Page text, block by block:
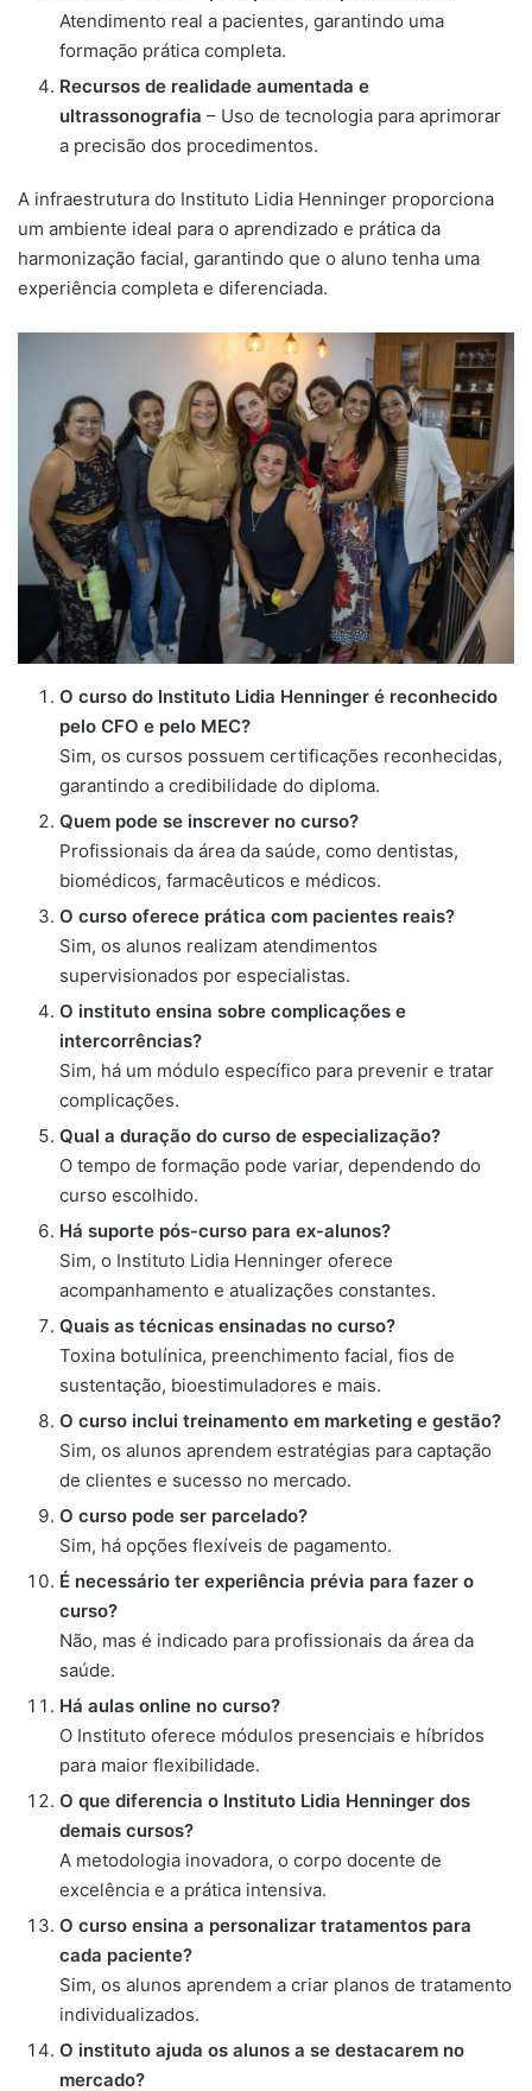
Atendimento real a pacientes, garantindo uma
formação prática completa.
Recursos de realidade aumentada e
ultrassonografia – Uso de tecnologia para aprimorar
a precisão dos procedimentos.
A infraestrutura do Instituto Lidia Henninger proporciona
um ambiente ideal para o aprendizado e prática da
harmonização facial, garantindo que o aluno tenha uma
experiência completa e diferenciada.
O curso do Instituto Lidia Henninger é reconhecido
pelo CFO e pelo MEC?
Sim, os cursos possuem certificações reconhecidas,
garantindo a credibilidade do diploma.
Quem pode se inscrever no curso?
Profissionais da área da saúde, como dentistas,
biomédicos, farmacêuticos e médicos.
O curso oferece prática com pacientes reais?
Sim, os alunos realizam atendimentos
supervisionados por especialistas.
O instituto ensina sobre complicações e
intercorrências?
Sim, há um módulo específico para prevenir e tratar
complicações.
Qual a duração do curso de especialização?
O tempo de formação pode variar, dependendo do
curso escolhido.
Há suporte pós-curso para ex-alunos?
Sim, o Instituto Lidia Henninger oferece
acompanhamento e atualizações constantes.
Quais as técnicas ensinadas no curso?
Toxina botulínica, preenchimento facial, fios de
sustentação, bioestimuladores e mais.
O curso inclui treinamento em marketing e gestão?
Sim, os alunos aprendem estratégias para captação
de clientes e sucesso no mercado.
O curso pode ser parcelado?
Sim, há opções flexíveis de pagamento.
É necessário ter experiência prévia para fazer o
curso?
Não, mas é indicado para profissionais da área da
saúde.
Há aulas online no curso?
O Instituto oferece módulos presenciais e híbridos
para maior flexibilidade.
O que diferencia o Instituto Lidia Henninger dos
demais cursos?
A metodologia inovadora, o corpo docente de
excelência e a prática intensiva.
O curso ensina a personalizar tratamentos para
cada paciente?
Sim, os alunos aprendem a criar planos de tratamento
individualizados.
O instituto ajuda os alunos a se destacarem no
mercado?